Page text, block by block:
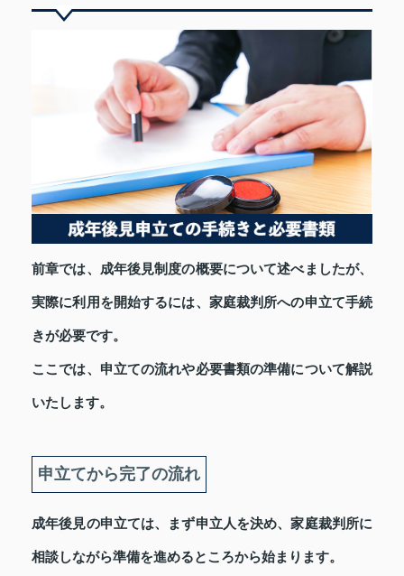
前章では、成年後見制度の概要について述べましたが、
実際に利用を開始するには、家庭裁判所への申立て手続
きが必要です。
ここでは、申立ての流れや必要書類の準備について解説
いたします。
申立てから完了の流れ
成年後見の申立ては、まず申立人を決め、家庭裁判所に
相談しながら準備を進めるところから始まります。